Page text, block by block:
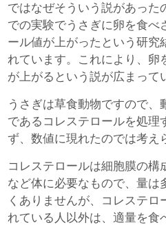
ではなぜそういう説があった
での実験でうさぎに卵を食べ
ール値が上がったという研究
れています。これにより、卵
が上がるという説が広まって
うさぎは草食動物ですので、
であるコレステロールを処理
ず、数値に現れたのでは考え
コレステロールは細胞膜の構
など体に必要なもので、量は
くありませんが、コレステロ
れている人以外は、適量を食